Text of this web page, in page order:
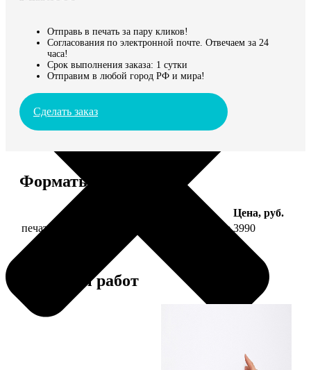
Отправь в печать за пару кликов!
Согласования по электронной почте. Отвечаем за 24
часа!
Срок выполнения заказа: 1 сутки
Отправим в любой город РФ и мира!
Сделать заказ
Форматы и цены
Цена, руб.
печать фото на холсте 30х90 на подрамнике 3990
Примеры работ